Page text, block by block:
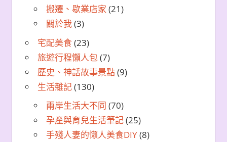
搬遷、歇業店家 (21)
關於我(3)
宅配美食(23)
旅遊行程懶人包(7)
歷史、神話故事景點(9)
生活雜記(130)
兩岸生活大不同 (70)
孕產與育兒生活筆記(25)
手殘人妻的懶人美食DIY(8)